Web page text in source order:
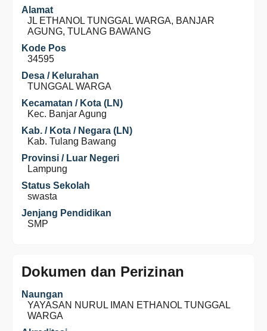
Alamat
JL ETHANOL TUNGGAL WARGA, BANJAR
AGUNG, TULANG BAWANG
Kode Pos
34595
Desa / Kelurahan
TUNGGAL WARGA
Kecamatan / Kota (LN)
Kec. Banjar Agung
Kab. / Kota / Negara (LN)
Kab. Tulang Bawang
Provinsi / Luar Negeri
Lampung
Status Sekolah
swasta
Jenjang Pendidikan
SMP
Dokumen dan Perizinan
Naungan
YAYASAN NURUL IMAN ETHANOL TUNGGAL
WARGA